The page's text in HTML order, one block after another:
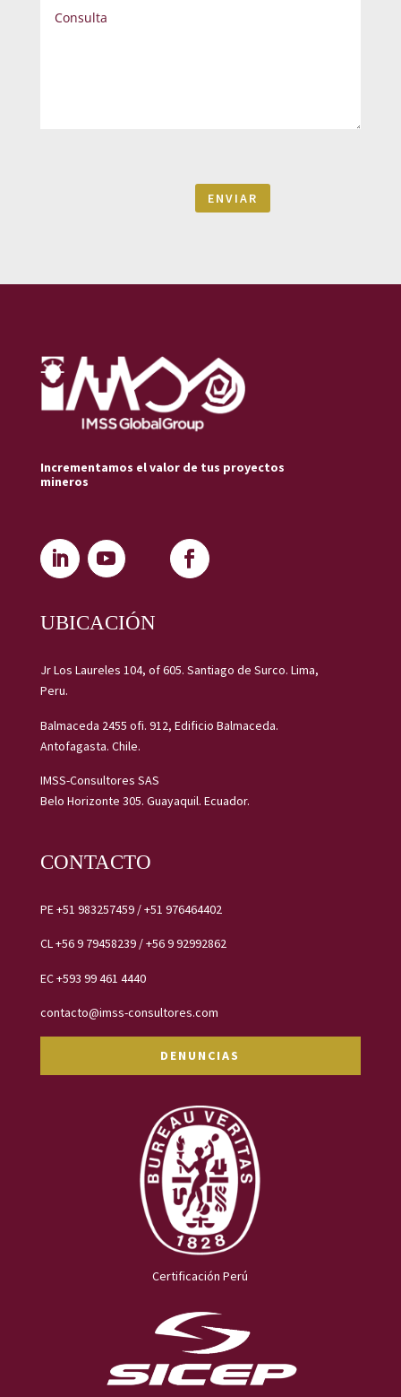
ENVIAR
Incrementamos el valor de tus proyectos
mineros
UBICACIÓN
Jr Los Laureles 104, of 605. Santiago de Surco. Lima,
Peru.
Balmaceda 2455 ofi. 912, Edificio Balmaceda.
Antofagasta. Chile.
IMSS-Consultores SAS
Belo Horizonte 305. Guayaquil. Ecuador.
CONTACTO
PE+51 983257459/+51 976464402
CL+56 9 79458239 /+56 9 92992862
EC+593 99 461 4440
contacto@imss-consultores.com
DENUNCIAS
Certificación Perú